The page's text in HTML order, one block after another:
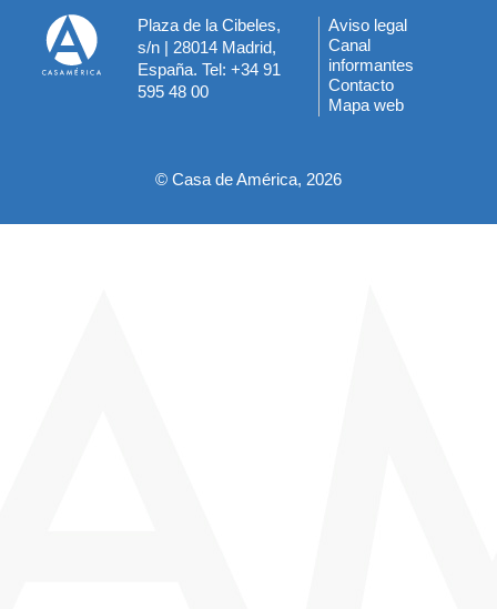
Plaza de la Cibeles,
s/n | 28014 Madrid,
España. Tel: +34 91
595 48 00
Menú
del
pie
Aviso legal
Canal
informantes
Contacto
Mapa web
© Casa de América, 2026